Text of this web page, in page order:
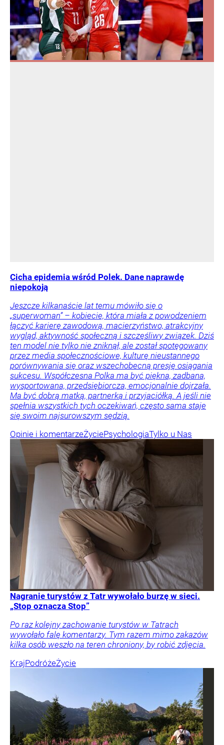
Cicha epidemia wśród Polek. Dane naprawdę
niepokoją
Jeszcze kilkanaście lat temu mówiło się o
„superwoman” – kobiecie, która miała z powodzeniem
łączyć karierę zawodową, macierzyństwo, atrakcyjny
wygląd, aktywność społeczną i szczęśliwy związek. Dziś
ten model nie tylko nie zniknął, ale został spotęgowany
przez media społecznościowe, kulturę nieustannego
porównywania się oraz wszechobecną presję osiągania
sukcesu. Współczesna Polka ma być piękna, zadbana,
wysportowana, przedsiębiorcza, emocjonalnie dojrzała.
Ma być dobrą matką, partnerką i przyjaciółką. A jeśli nie
spełnia wszystkich tych oczekiwań, często sama staje
się swoim najsurowszym sędzią.
Opinie i komentarzeŻyciePsychologiaTylko u Nas
Nagranie turystów z Tatr wywołało burzę w sieci.
„Stop oznacza Stop”
Po raz kolejny zachowanie turystów w Tatrach
wywołało falę komentarzy. Tym razem mimo zakazów
kilka osób weszło na teren chroniony, by robić zdjęcia.
KrajPodróżeŻycie